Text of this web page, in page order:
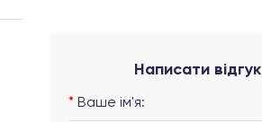
Написати відгук
Ваше ім'я: